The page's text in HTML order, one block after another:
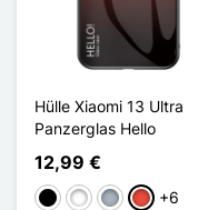
Hülle Xiaomi 13 Ultra
Panzerglas Hello
12,99 €
Schwarz
WeißGrauRot +6